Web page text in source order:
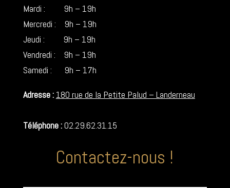
Mardi : 9h – 19h
Mercredi : 9h – 19h
Jeudi : 9h – 19h
Vendredi : 9h – 19h
Samedi : 9h – 17h
Adresse : 180 rue de la Petite Palud – Landerneau
Téléphone :02.29.62.31.15
Contactez-nous !